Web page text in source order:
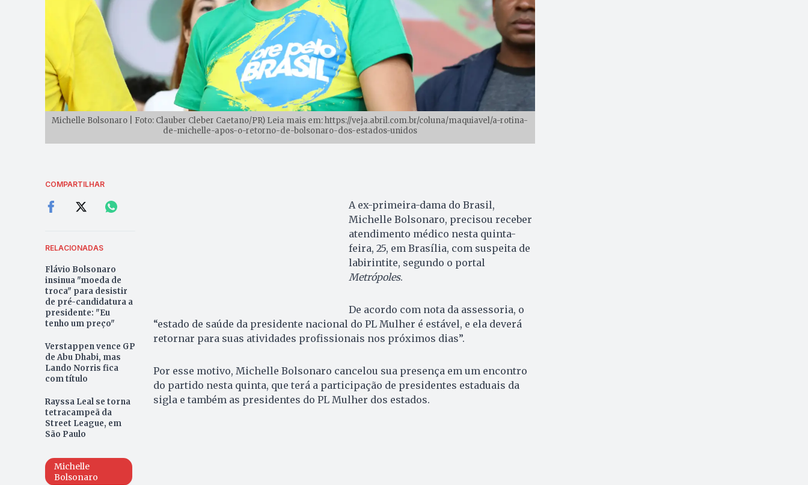
Michelle Bolsonaro | Foto: Clauber Cleber Caetano/PR) Leia mais em: https://veja.abril.com.br/coluna/maquiavel/a-rotina-
de-michelle-apos-o-retorno-de-bolsonaro-dos-estados-unidos
COMPARTILHAR
RELACIONADAS
Flávio Bolsonaro
insinua "moeda de
troca" para desistir
de pré-candidatura a
presidente: "Eu
tenho um preço"
Verstappen vence GP
de Abu Dhabi, mas
Lando Norris fica
com título
Rayssa Leal se torna
tetracampeã da
Street League, em
São Paulo
Michelle
Bolsonaro
A ex-primeira-dama do Brasil,
Michelle Bolsonaro, precisou receber
atendimento médico nesta quinta-
feira, 25, em Brasília, com suspeita de
labirintite, segundo o portal
Metrópoles.
De acordo com nota da assessoria, o
“estado de saúde da presidente nacional do PL Mulher é estável, e ela deverá
retornar para suas atividades profissionais nos próximos dias”.
Por esse motivo, Michelle Bolsonaro cancelou sua presença em um encontro
do partido nesta quinta, que terá a participação de presidentes estaduais da
sigla e também as presidentes do PL Mulher dos estados.